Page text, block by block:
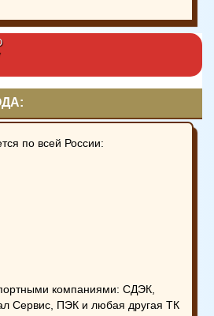
по всей России:
компаниями: СДЭК,
Сервис, ПЭК и любая другая ТК